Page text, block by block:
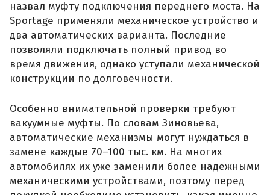
назвал муфту подключения переднего моста. На
Sportage применяли механическое устройство и
два автоматических варианта. Последние
позволяли подключать полный привод во
время движения, однако уступали механической
конструкции по долговечности.
Особенно внимательной проверки требуют
вакуумные муфты. По словам Зиновьева,
автоматические механизмы могут нуждаться в
замене каждые 70–100 тыс. км. На многих
автомобилях их уже заменили более надежными
механическими устройствами, поэтому перед